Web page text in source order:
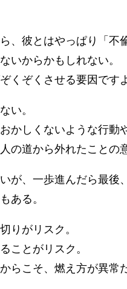
、彼とはやっぱり「
いからかもしれない。
くぞくさせる要因ですよ
い。
かしくないような行動
の道から外れたことの
が、一歩進んだら最後
ある。
りがリスク。
ことがリスク。
らこそ、燃え方が異常